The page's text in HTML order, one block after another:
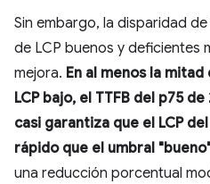
Sin embargo, la disparidad
de LCP buenos y deficientes
mejora. En al menos la
LCP bajo, el TTFB del p75
casi garantiza que el LCP
rápido que el umbral
una reducción porcentual